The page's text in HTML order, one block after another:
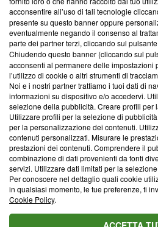
parte; Trust Project non ha ancora
conformità agli standard.
Su di noi
Team editoriale
Corporate
Redazione
Informativa Privacy
Cookie Policy
Blasting SA, IDI CHE-247.845.224,
Lugano (Svizzera) Tel:+39
© 2026 Blasting News
acconsentire all’uso di tali tecnologie
presente su questo banner oppure
eventualmente negando il consenso al
parte dei partner terzi, cliccando sul pulsante
Chiudendo questo banner (cliccando sul
acconsenti al permanere delle impostazioni
l’utilizzo di cookie o altri strumenti di
Noi e i nostri partner trattiamo i tuoi dati di
informazioni su dispositivo e/o accedervi.
selezione della pubblicità. Creare profili per
Utilizzare profili per la selezione di
per la personalizzazione dei contenuti.
contenuti personalizzati. Misurare le
prestazioni dei contenuti. Comprendere il
combinazione di dati provenienti da fonti
servizi. Utilizzare dati limitati per la
Per conoscere nel dettaglio quali cookie
in qualsiasi momento, le tue preferenze, ti
Cookie Policy.